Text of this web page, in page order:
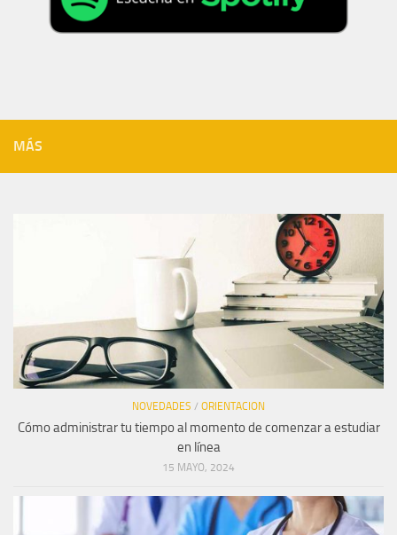
MÁS
NOVEDADES / ORIENTACION
Cómo administrar tu tiempo al momento de comenzar a estudiar
en línea
15 MAYO, 2024